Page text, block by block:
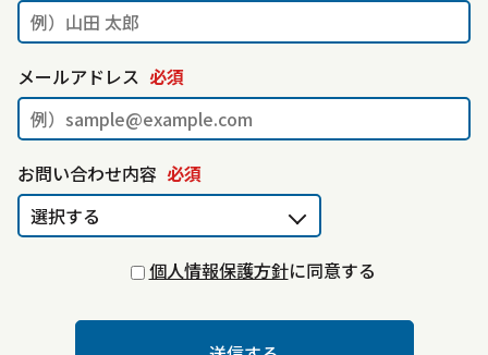
メールアドレス 必須
お問い合わせ内容 必須
個人情報保護方針に同意する